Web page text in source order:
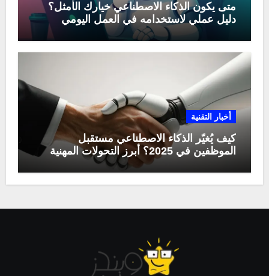
متى يكون الذكاء الاصطناعي خيارك الأمثل؟
دليل عملي لاستخدامه في العمل اليومي
أخبار التقنية
كيف يُغيّر الذكاء الاصطناعي مستقبل
الموظفين في 2025؟ أبرز التحولات المهنية